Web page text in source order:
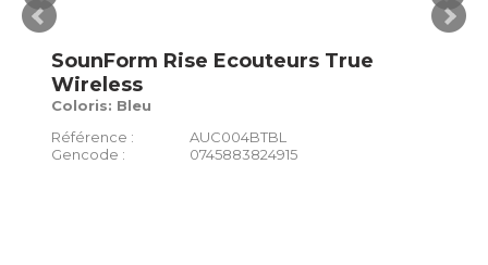
SounForm Rise Ecouteurs True
Wireless
Coloris: Bleu
Référence :
AUC004BTBL
Gencode :
0745883824915